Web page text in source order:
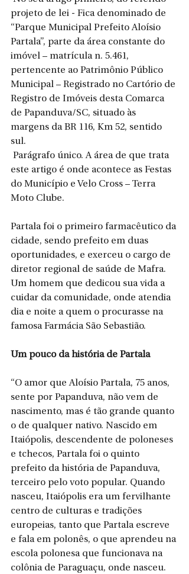
projeto de lei - Fica denominado de
“Parque Municipal Prefeito Aloísio
Partala”, parte da área constante do
imóvel – matrícula n. 5.461,
pertencente ao Patrimônio Público
Municipal – Registrado no Cartório de
Registro de Imóveis desta Comarca
de Papanduva/SC, situado às
margens da BR 116, Km 52, sentido
sul.
este artigo é onde acontece as Festas
do Município e Velo Cross – Terra
Moto Clube.
Partala foi o primeiro farmacêutico da
cidade, sendo prefeito em duas
oportunidades, e exerceu o cargo de
diretor regional de saúde de Mafra.
Um homem que dedicou sua vida a
cuidar da comunidade, onde atendia
dia e noite a quem o procurasse na
famosa Farmácia São Sebastião.
Um pouco da história de Partala
“O amor que Aloísio Partala, 75 anos,
sente por Papanduva, não vem de
nascimento, mas é tão grande quanto
o de qualquer nativo. Nascido em
Itaiópolis, descendente de poloneses
e tchecos, Partala foi o quinto
prefeito da história de Papanduva,
terceiro pelo voto popular. Quando
nasceu, Itaiópolis era um fervilhante
centro de culturas e tradições
europeias, tanto que Partala escreve
e fala em polonês, o que aprendeu na
escola polonesa que funcionava na
colônia de Paraguaçu, onde nasceu.